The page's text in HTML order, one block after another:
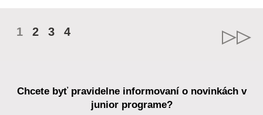
1 2 3 4
Chcete byť pravidelne informovaní o novinkách v
junior programe?